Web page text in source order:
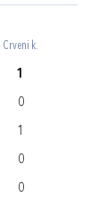
Crveni k.
1
0
1
0
0